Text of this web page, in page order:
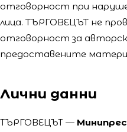
отговорност при
лица. ТЪРГОВЕЦЪТ не
отговорност за
предоставените
Лични данни
ТЪРГОВЕЦЪТ —